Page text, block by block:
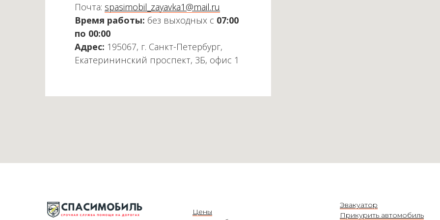
Почта: spasimobil_zayavka1@mail.ru
Время работы: без выходных с 07:00
по 00:00
Адрес: 195067, г. Санкт-Петербург,
Екатерининский проспект, 3Б, офис 1
Цены
Эвакуатор
Прикурить автомобиль